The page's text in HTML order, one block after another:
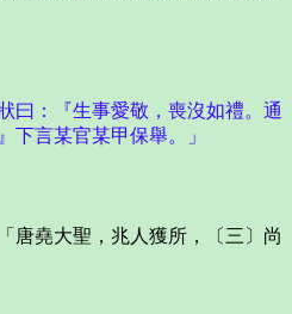
：『生事愛敬，喪沒如禮。通
言某官某甲保舉。」
堯大聖，兆人獲所，〔三〕尚